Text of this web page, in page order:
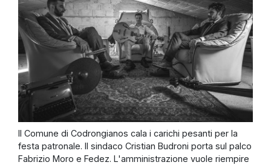
Il Comune di Codrongianos cala i carichi pesanti per la
festa patronale. Il sindaco Cristian Budroni porta sul palco
Fabrizio Moro e Fedez. L'amministrazione vuole riempire